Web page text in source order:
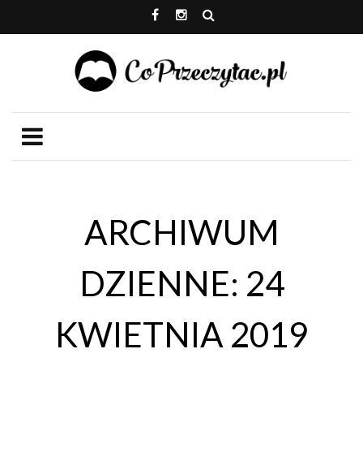
ARCHIWUM
DZIENNE: 24
KWIETNIA 2019